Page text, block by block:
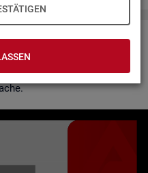
zur Bar­rie­re­frei­heit in Ge­bär­